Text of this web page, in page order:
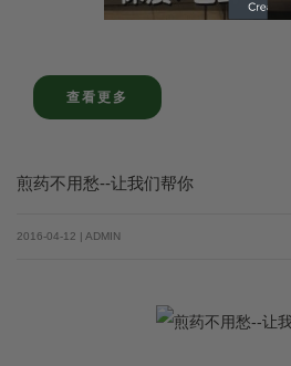
查看更多
煎药不用愁--让我们帮你
2016-04-12 | ADMIN